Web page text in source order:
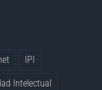
IPI
Intelectual